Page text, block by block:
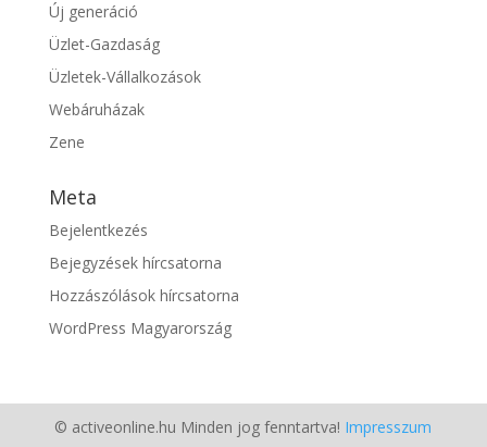
Új generáció
Üzlet-Gazdaság
Üzletek-Vállalkozások
Webáruházak
Zene
Meta
Bejelentkezés
Bejegyzések hírcsatorna
Hozzászólások hírcsatorna
WordPress Magyarország
© activeonline.hu Minden jog fenntartva! Impresszum